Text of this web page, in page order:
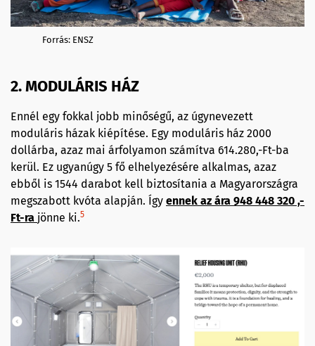
Forrás: ENSZ
2. MODULÁRIS HÁZ
Ennél egy fokkal jobb minőségű, az úgynevezett
moduláris házak kiépítése. Egy moduláris ház 2000
dollárba, azaz mai árfolyamon számítva 614.280,-Ft-ba
kerül. Ez ugyanúgy 5 fő elhelyezésére alkalmas, azaz
ebből is 1544 darabot kell biztosítania a Magyarországra
megszabott kvóta alapján. Így ennek az ára 948 448 320 ,-
Ft-ra jönne ki.5